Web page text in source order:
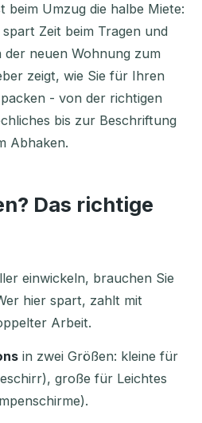
beim Umzug die halbe Miete:
Zeit beim Tragen und
der neuen Wohnung zum
zeigt, wie Sie für Ihren
- von der richtigen
bis zur Beschriftung
Abhaken.
Das richtige
einwickeln, brauchen Sie
hier spart, zahlt mit
Arbeit.
in zwei Größen: kleine für
große für Leichtes